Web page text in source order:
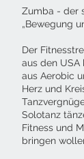
Zumba - der
„Bewegung
Der
aus den USA
aus Aerobic
Herz und
Solotanz
Fitness und
bringen